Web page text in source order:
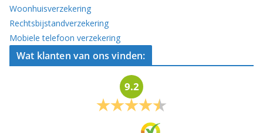
Woonhuisverzekering
Rechtsbijstandverzekering
Mobiele telefoon verzekering
Wat klanten van ons vinden:
9.2